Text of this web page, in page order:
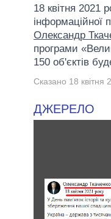
ВСІ ПЕРСОНИ
18 квітня 2021
інформаційної
Олександр
програми
150 об'єктів
Сказано 18 квітня
ДЖЕРЕЛО